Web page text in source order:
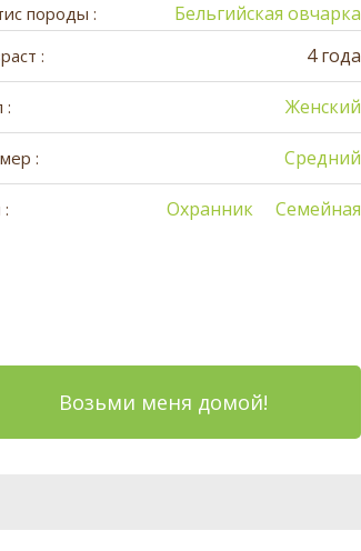
породы : Бельгийская овчарка
: 4 года
: Женский
: Средний
Семейная
Охранник
Возьми меня домой!